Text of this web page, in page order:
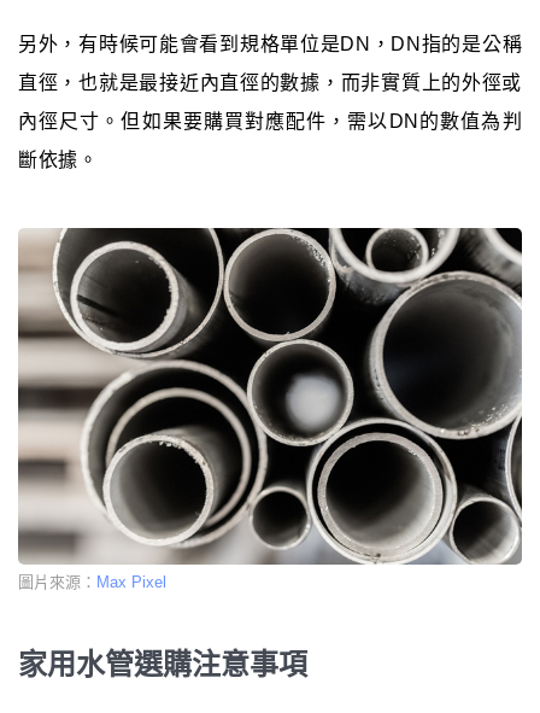
另外，有時候可能會看到規格單位是DN，DN指的是公稱
直徑，也就是最接近內直徑的數據，而非實質上的外徑或
內徑尺寸。但如果要購買對應配件，需以DN的數值為判
斷依據。
圖片來源： Max Pixel
家用水管選購注意事項